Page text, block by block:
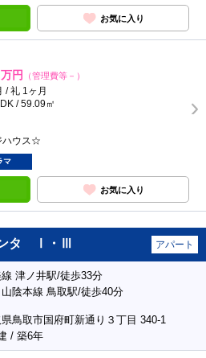
お気に入り
万円 （管理費等－）
/ 礼 1ヶ月
/ 59.09㎡
ハウス☆
マ
お気に入り
タ Ⅰ・Ⅲ アパート
線 津ノ井駅/徒歩33分
山陰本線 鳥取駅/徒歩40分
鳥取市国府町新通り３丁目 340-1
/ 築6年